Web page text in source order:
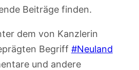
Beiträge finden.
dem von Kanzlerin
Begriff #Neuland
und andere